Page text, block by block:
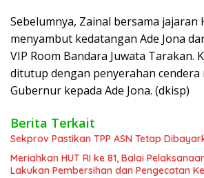
Sebelumnya, Zainal bersama jajaran
menyambut kedatangan Ade Jona
VIP Room Bandara Juwata Tarakan.
ditutup dengan penyerahan cendera
Gubernur kepada Ade Jona. (dkisp)
Berita Terkait
Sekprov Pastikan TPP ASN Tetap
Meriahkan HUT RI ke 81, Balai
Lakukan Pembersihan dan Pengecatan